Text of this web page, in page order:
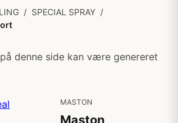
/ SPECIAL SPRAY /
denne side kan være genereret
MASTON
Maston